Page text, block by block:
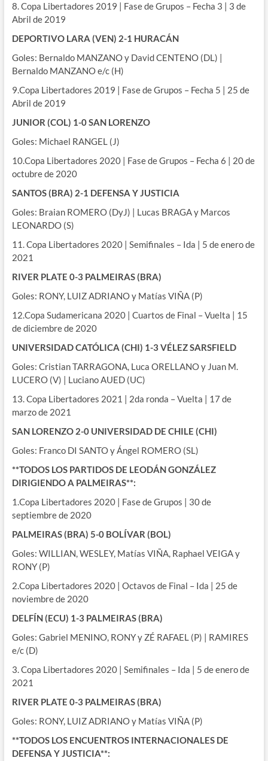
8. Copa Libertadores 2019 | Fase de Grupos – Fecha 3 | 3 de
Abril de 2019
DEPORTIVO LARA (VEN) 2-1 HURACÁN
Goles: Bernaldo MANZANO y David CENTENO (DL) |
Bernaldo MANZANO e/c (H)
9.Copa Libertadores 2019 | Fase de Grupos – Fecha 5 | 25 de
Abril de 2019
JUNIOR (COL) 1-0 SAN LORENZO
Goles: Michael RANGEL (J)
10.Copa Libertadores 2020 | Fase de Grupos – Fecha 6 | 20 de
octubre de 2020
SANTOS (BRA) 2-1 DEFENSA Y JUSTICIA
Goles: Braian ROMERO (DyJ) | Lucas BRAGA y Marcos
LEONARDO (S)
11. Copa Libertadores 2020 | Semifinales – Ida | 5 de enero de
2021
RIVER PLATE 0-3 PALMEIRAS (BRA)
Goles: RONY, LUIZ ADRIANO y Matías VIÑA (P)
12.Copa Sudamericana 2020 | Cuartos de Final – Vuelta | 15
de diciembre de 2020
UNIVERSIDAD CATÓLICA (CHI) 1-3 VÉLEZ SARSFIELD
Goles: Cristian TARRAGONA, Luca ORELLANO y Juan M.
LUCERO (V) | Luciano AUED (UC)
13. Copa Libertadores 2021 | 2da ronda – Vuelta | 17 de
marzo de 2021
SAN LORENZO 2-0 UNIVERSIDAD DE CHILE (CHI)
Goles: Franco DI SANTO y Ángel ROMERO (SL)
**TODOS LOS PARTIDOS DE LEODÁN GONZÁLEZ
DIRIGIENDO A PALMEIRAS**:
1.Copa Libertadores 2020 | Fase de Grupos | 30 de
septiembre de 2020
PALMEIRAS (BRA) 5-0 BOLÍVAR (BOL)
Goles: WILLIAN, WESLEY, Matías VIÑA, Raphael VEIGA y
RONY (P)
2.Copa Libertadores 2020 | Octavos de Final – Ida | 25 de
noviembre de 2020
DELFÍN (ECU) 1-3 PALMEIRAS (BRA)
Goles: Gabriel MENINO, RONY y ZÉ RAFAEL (P) | RAMIRES
e/c (D)
3. Copa Libertadores 2020 | Semifinales – Ida | 5 de enero de
2021
RIVER PLATE 0-3 PALMEIRAS (BRA)
Goles: RONY, LUIZ ADRIANO y Matías VIÑA (P)
**TODOS LOS ENCUENTROS INTERNACIONALES DE
DEFENSA Y JUSTICIA**: